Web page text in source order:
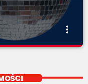
more_vert